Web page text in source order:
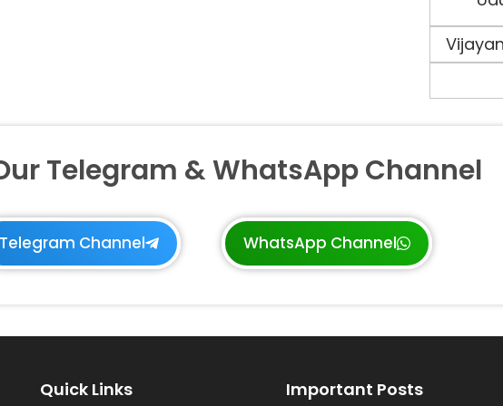
Telegram & WhatsApp Channel
Telegram Channel WhatsApp Channel
Quick Links Important Posts